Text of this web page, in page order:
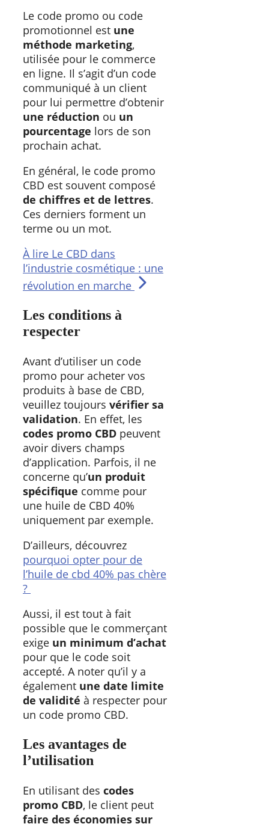
Le code promo ou code
promotionnel est une
méthode marketing,
utilisée pour le commerce
en ligne. Il s’agit d’un code
communiqué à un client
pour lui permettre d’obtenir
une réduction ou un
pourcentage lors de son
prochain achat.
En général, le code promo
CBD est souvent composé
de chiffres et de lettres.
Ces derniers forment un
terme ou un mot.
À lire Le CBD dans
l’industrie cosmétique : une
révolution en marche
Les conditions à
respecter
Avant d’utiliser un code
promo pour acheter vos
produits à base de CBD,
veuillez toujours vérifier sa
validation. En effet, les
codes promo CBD peuvent
avoir divers champs
d’application. Parfois, il ne
concerne qu’un produit
spécifique comme pour
une huile de CBD 40%
uniquement par exemple.
D’ailleurs, découvrez
pourquoi opter pour de
l’huile de cbd 40% pas chère
?
Aussi, il est tout à fait
possible que le commerçant
exige un minimum d’achat
pour que le code soit
accepté. A noter qu’il y a
également une date limite
de validité à respecter pour
un code promo CBD.
Les avantages de
l’utilisation
En utilisant des codes
promo CBD, le client peut
faire des économies sur